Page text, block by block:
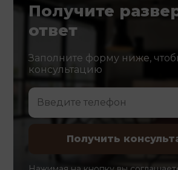
Получите
ответ
Заполните форму ниже,
консультацию